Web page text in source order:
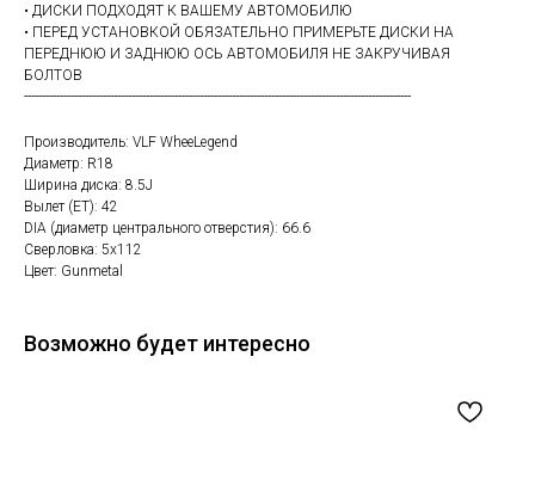
• ДИСКИ ПОДХОДЯТ К ВАШЕМУ АВТОМОБИЛЮ
• ПЕРЕД УСТАНОВКОЙ ОБЯЗАТЕЛЬНО ПРИМЕРЬТЕ ДИСКИ НА
ПЕРЕДНЮЮ И ЗАДНЮЮ ОСЬ АВТОМОБИЛЯ НЕ ЗАКРУЧИВАЯ
БОЛТОВ
------------------------------------------------------------------------------------------------------------
Производитель: VLF WheeLegend
Диаметр: R18
Ширина диска: 8.5J
Вылет (ET): 42
DIA (диаметр центрального отверстия): 66.6
Сверловка: 5х112
Цвет: Gunmetal
Возможно будет интересно